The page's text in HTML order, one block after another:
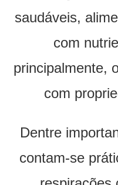
saudáveis,
com
principalmente,
com
Dentre
contam-se